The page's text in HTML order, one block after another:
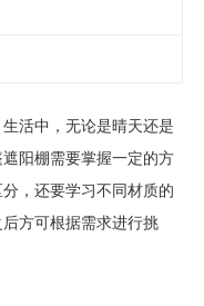
活中，无论是晴天还是
阳棚需要掌握一定的方
，还要学习不同材质的
方可根据需求进行挑